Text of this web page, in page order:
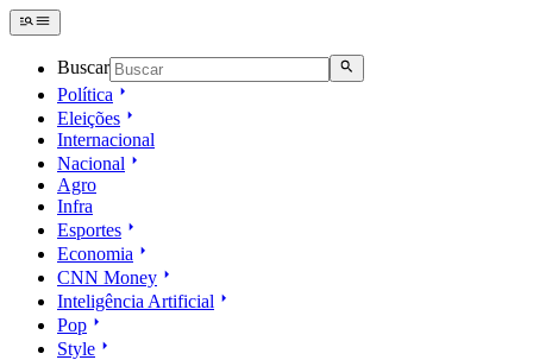
Buscar
Política
Eleições
Internacional
Nacional
Agro
Infra
Esportes
Economia
CNN Money
Inteligência Artificial
Pop
Style